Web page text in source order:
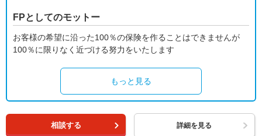
FPとしてのモットー
お客様の希望に沿った100％の保険を作ることはできませんが
100％に限りなく近づける努力をいたします
もっと見る
相談する 詳細を見る